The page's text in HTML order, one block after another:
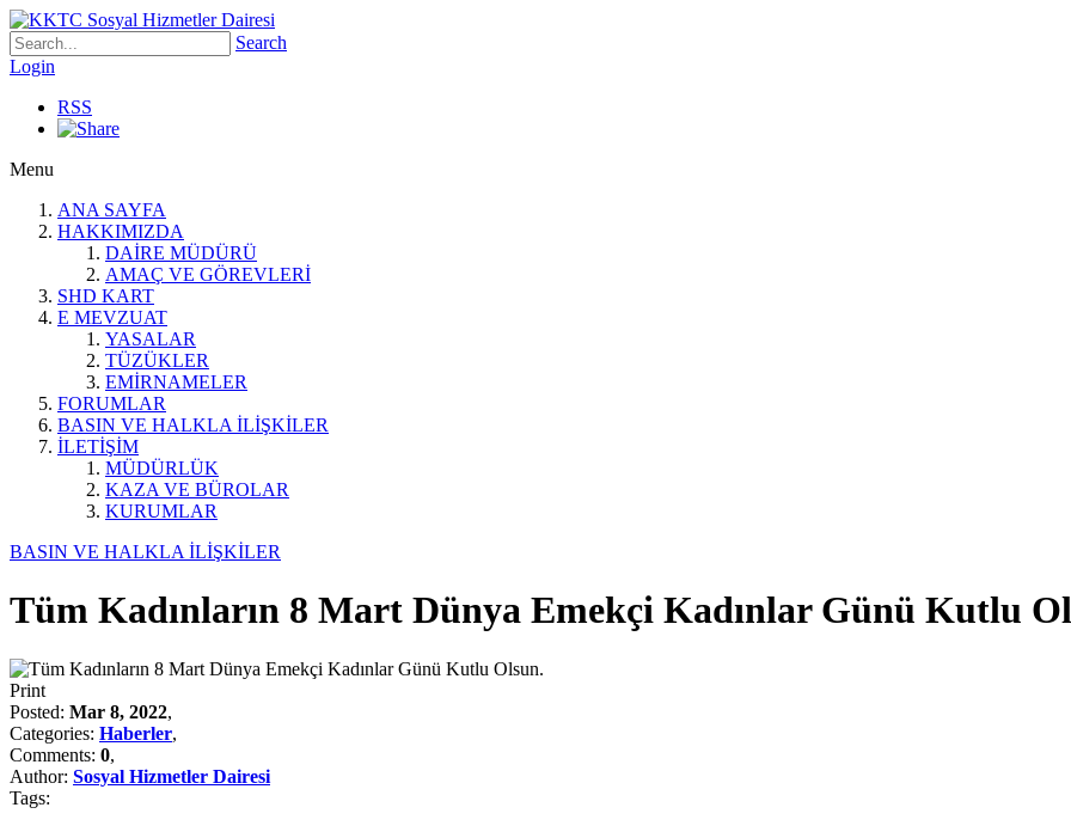
Search
Login
RSS
Menu
ANA SAYFA
HAKKIMIZDA
DAİRE MÜDÜRÜ
AMAÇ VE GÖREVLERİ
SHD KART
E MEVZUAT
YASALAR
TÜZÜKLER
EMİRNAMELER
FORUMLAR
BASIN VE HALKLA İLİŞKİLER
İLETİŞİM
MÜDÜRLÜK
KAZA VE BÜROLAR
KURUMLAR
BASIN VE HALKLA İLİŞKİLER
Tüm Kadınların 8 Mart Dünya Emekçi Kadınlar Günü Kutlu
Print
Posted: Mar 8, 2022,
Categories: Haberler,
Comments: 0,
Author: Sosyal Hizmetler Dairesi
Tags: